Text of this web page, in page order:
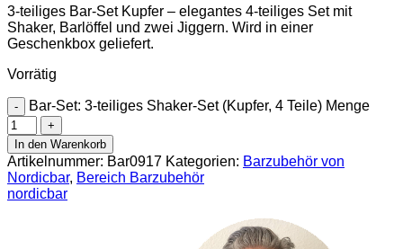
3-teiliges Bar-Set Kupfer – elegantes 4-teiliges Set mit
Shaker, Barlöffel und zwei Jiggern. Wird in einer
Geschenkbox geliefert.
Vorrätig
Bar-Set: 3-teiliges Shaker-Set (Kupfer, 4 Teile) Menge
In den Warenkorb
Artikelnummer: Bar0917 Kategorien: Barzubehör von
Nordicbar, Bereich Barzubehör
nordicbar